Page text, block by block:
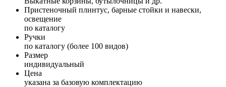
Пристеночный плинтус, барные стойки и навески,
освещение
по каталогу
Ручки
по каталогу (более 100 видов)
Размер
индивидуальный
Цена
указана за базовую комплектацию